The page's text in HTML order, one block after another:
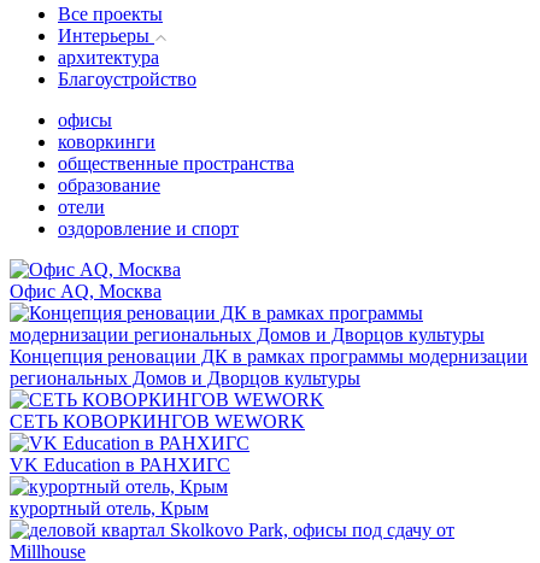
Все проекты
Интерьеры
архитектура
Благоустройство
офисы
коворкинги
общественные пространства
образование
отели
оздоровление и спорт
Офис AQ, Москва
Концепция реновации ДК в рамках программы модернизации
региональных Домов и Дворцов культуры
СЕТЬ КОВОРКИНГОВ WEWORK
VK Education в РАНХИГС
курортный отель, Крым